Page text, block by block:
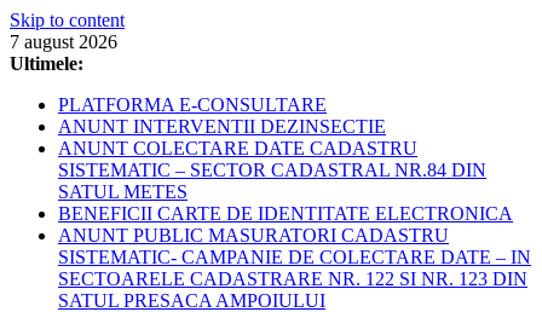
Skip to content
7 august 2026
Ultimele:
PLATFORMA E-CONSULTARE
ANUNT INTERVENTII DEZINSECTIE
ANUNT COLECTARE DATE CADASTRU
SISTEMATIC – SECTOR CADASTRAL NR.84 DIN
SATUL METES
BENEFICII CARTE DE IDENTITATE ELECTRONICA
ANUNT PUBLIC MASURATORI CADASTRU
SISTEMATIC- CAMPANIE DE COLECTARE DATE – IN
SECTOARELE CADASTRARE NR. 122 SI NR. 123 DIN
SATUL PRESACA AMPOIULUI